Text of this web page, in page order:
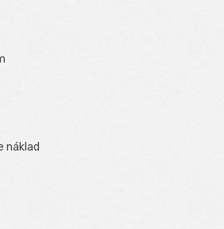
náklad